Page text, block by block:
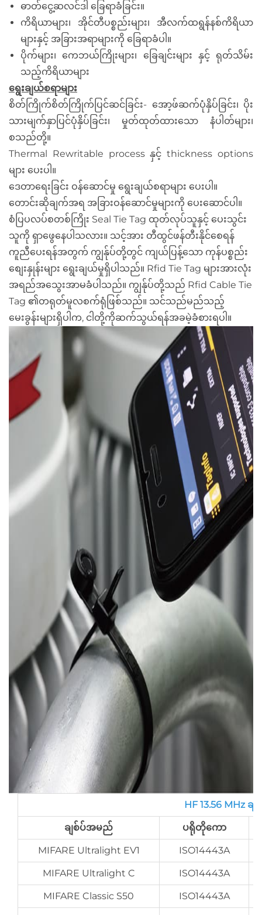
ဓာတ်ငွေ့ဆလင်ဒါ ခြေရာခံခြင်း။
ကိရိယာများ၊ အိုင်တီပစ္စည်းများ၊ အီလက်ထရွန်နစ်ကိရိယာ
များနှင့် အခြားအရာများကို ခြေရာခံပါ။
ပိုက်များ၊ ကေဘယ်ကြိုးများ၊ ခြေချင်းများ နှင့် ရုတ်သိမ်း
သည့်ကိရိယာများ
ရွေးချယ်စရာများ
စိတ်ကြိုက်စိတ်ကြိုက်ပြင်ဆင်ခြင်း- အော့ဖ်ဆက်ပုံနှိပ်ခြင်း၊ ပိုး
သားမျက်နှာပြင်ပုံနှိပ်ခြင်း၊ မှုတ်ထုတ်ထားသော နံပါတ်များ၊
စသည်တို့။
Thermal Rewritable process နှင့် thickness options
များ ပေးပါ။
ဒေတာရေးခြင်း ဝန်ဆောင်မှု ရွေးချယ်စရာများ ပေးပါ။
တောင်းဆိုချက်အရ အခြားဝန်ဆောင်မှုများကို ပေးဆောင်ပါ။
စံပြပလပ်စတစ်ကြိုး Seal Tie Tag ထုတ်လုပ်သူနှင့် ပေးသွင်း
သူကို ရှာဖွေနေပါသလား။ သင့်အား တီထွင်ဖန်တီးနိုင်စေရန်
ကူညီပေးရန်အတွက် ကျွန်ုပ်တို့တွင် ကျယ်ပြန့်သော ကုန်ပစ္စည်း
စျေးနှုန်းများ ရွေးချယ်မှုရှိပါသည်။ Rfid Tie Tag များအားလုံး
အရည်အသွေးအာမခံပါသည်။ ကျွန်ုပ်တို့သည် Rfid Cable Tie
Tag ၏တရုတ်မူလစက်ရုံဖြစ်သည်။ သင်သည်မည်သည့်
မေးခွန်းများရှိပါက, ငါတို့ကိုဆက်သွယ်ရန်အခမဲ့ခံစားရပါ။
HF 13.56 MHz ချ
ချစ်ပ်အမည် ပရိုတိုကော
MIFARE Ultralight EV1 ISO14443A
MIFARE Ultralight C ISO14443A
MIFARE Classic S50 ISO14443A